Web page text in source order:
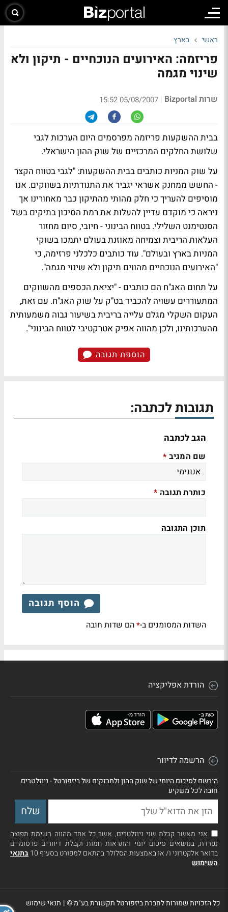
ראשי בארץ
פריזמה: האירועים הנוכחיים - תיקון ולא
שינוי מגמה
שרות Bizportal |
05/08/2007 15:52
בבית ההשקעות פריזמה מפרסמים היום הערכות לגבי
שלושת החלקים המרכזיים של שוק ההון הישראלי.
על שוק המניות כותבים בבית ההשקעות: "לגבי בטווח הקצר
- החשש ממחנק אשראי יגביר את התנודתיות בשווקים. אנו
מוסיפים להעריך כי חלק מהותי מהתיקון כבר מאחורינו אך
ניראה כי מוקדם עדיין להעלות את רמת הסיכון בתיקים בשל
הסנטימנט השלילי. בטווח הבינוני - חיובי, סיום מחזור
העלאות הריבית וצמיחה מאוזנת בעולם יתמכו בשוקי
המניות בארץ ובעולם". עוד כותבים כלכלני פרזימה, כי
"האירועים הנוכחיים מהווים תיקון ולא שינוי מגמה".
על תחום האג"ח הם כותבים - "יציאת הכספים מהשווקים
המתעוררים עשויה להכביד בט"ק על שוק האג"ח. עם זאת,
העקום השקלי מגלם עלייה בריבית בשיעור גבוה משמעותית
מהערכותינו, ולכן מהווה אפיק אטרקטיבי לטווח הבינוני".
הוספת תגובה
תגובות לכתבה:
הגב לכתבה
שם המגיב *
כותרת תגובה *
תוכן התגובה
הוסף תגובה
השדות המסומנים ב-*הם שדות חובה
הורדת אפליקציה
הרשמה לדיוור
הירשם לסיכום היומי של שוק ההון ולמבזקים של ביזפורטל - ניוזלטרים
חובה לכל משקיע
אני מאשר קבלת שני ניוזלטרים, אשר כל אחד מהווה רשימת תפוצה
נפרדת, בנושאים סיכום יומי והתראות חמות וקבלת דיוורים פרסומיים
בדואר אלקטרוני ו/ או באמצעות הסלולר בהתאם למפורט בסעיף 10
בתנאי
השימוש
כל הזכויות שמורות לחברת ביזפורטל תקשורת בע"מ ©| תנאי שימוש